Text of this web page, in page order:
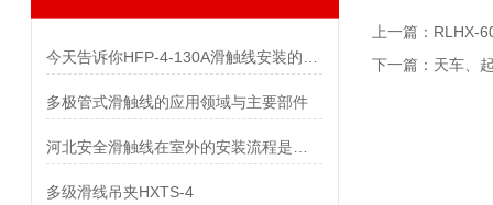
多极管式滑触线的应用领域与主要部件
多级滑线吊夹HXTS-4
上一篇： RLHX-
下一篇： 天车、